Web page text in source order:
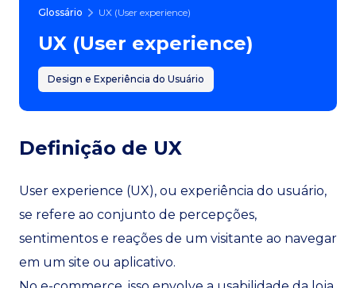
Glossário UX (User experience)
UX (User experience)
Design e Experiência do Usuário
Definição de UX
User experience (UX), ou experiência do usuário,
se refere ao conjunto de percepções,
sentimentos e reações de um visitante ao navegar
em um site ou aplicativo.